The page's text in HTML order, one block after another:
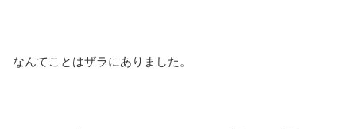
なんてことはザラにありました。